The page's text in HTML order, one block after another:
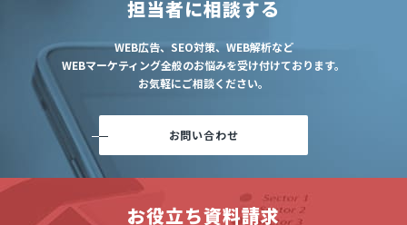
担当者に相談する
WEB広告、SEO対策、WEB解析など
WEBマーケティング全般のお悩みを受け付けております。
お気軽にご相談ください。
お問い合わせ
お役立ち資料請求